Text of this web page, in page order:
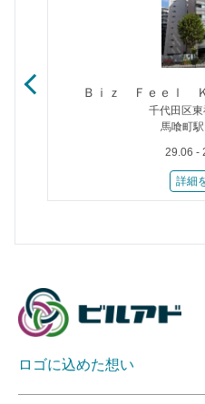
Ｂｉｚ Ｆｅｅｌ
千代田区東
馬喰町
29.06 -
詳細
ロゴに込めた想い